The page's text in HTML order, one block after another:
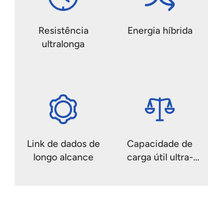
Resistência
ultralonga
Energia híbrida
Link de dados de
longo alcance
Capacidade de
carga útil ultra-